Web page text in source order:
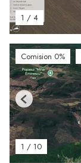
1 / 4
Comision 0%
1 / 10
Previous